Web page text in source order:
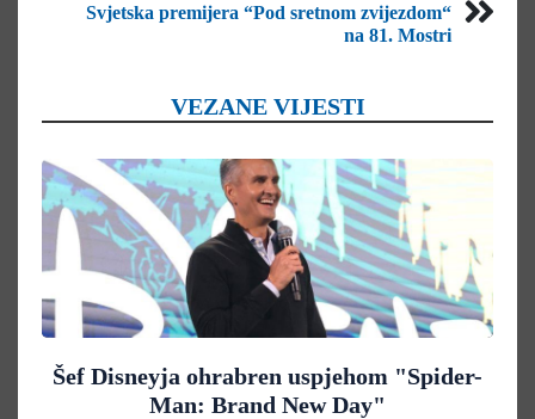
Svjetska premijera “Pod sretnom zvijezdom“
na 81. Mostri
VEZANE VIJESTI
Šef Disneyja ohrabren uspjehom "Spider-
Man: Brand New Day"